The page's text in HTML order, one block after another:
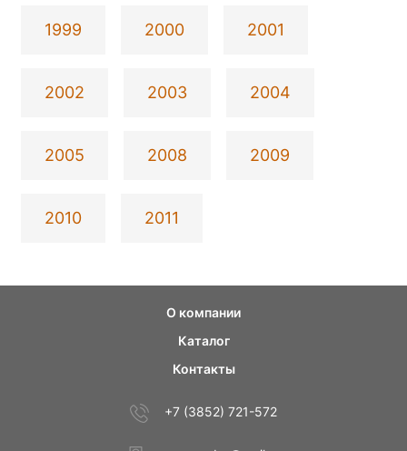
1999 2000 2001
2002 2003 2004
2005 2008 2009
2010 2011
О компании
Каталог
Контакты
+7 (3852) 721-572